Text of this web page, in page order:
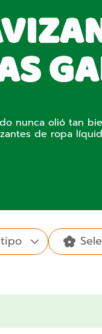
nunca olió tan
de ropa
para
de